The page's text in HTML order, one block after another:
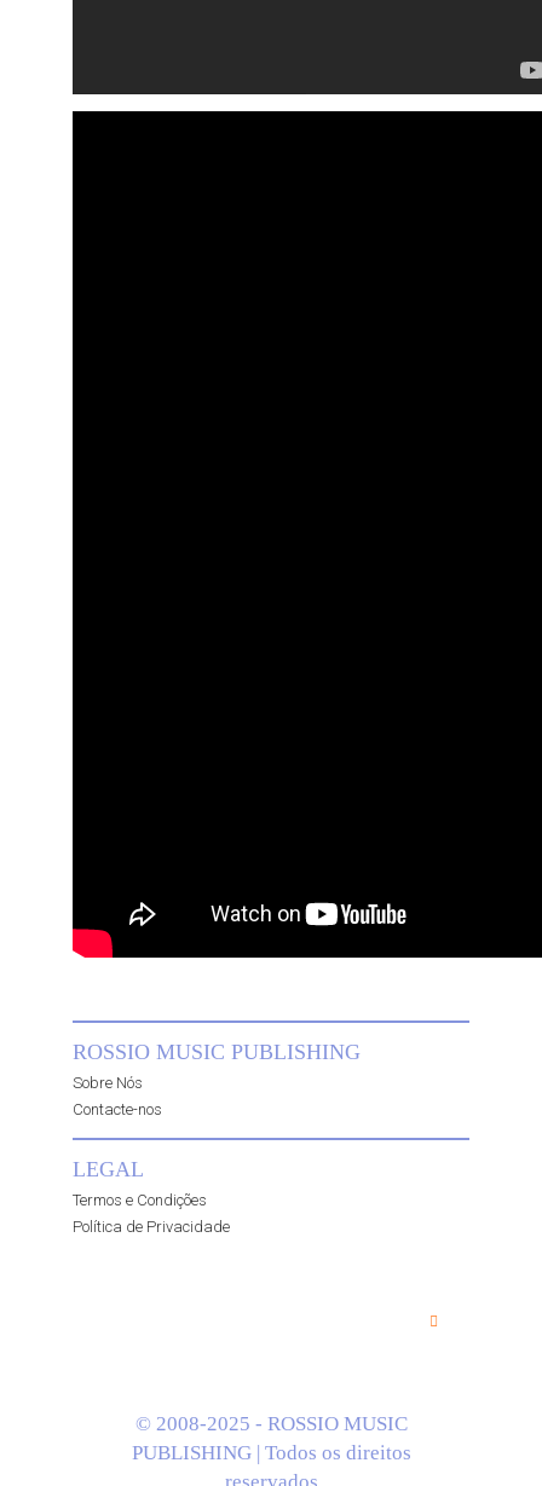
ROSSIO MUSIC PUBLISHING
Sobre Nós
Contacte-nos
LEGAL
Termos e Condições
Política de Privacidade
© 2008-2025 - ROSSIO MUSIC
PUBLISHING | Todos os direitos